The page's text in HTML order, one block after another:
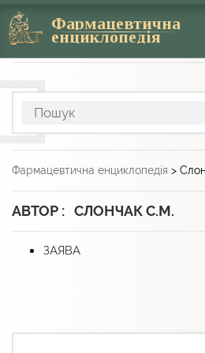
Фармацевтична
енциклопедія
Фармацевтична енциклопедія >
АВТОР : СЛОНЧАК С.М.
ЗАЯВА